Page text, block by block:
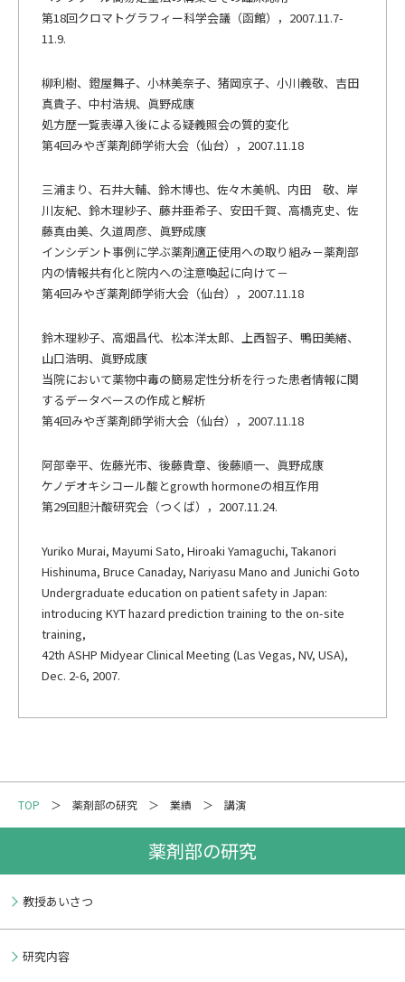
TOP 薬剤部の研究 業績 講演
薬剤部の研究
教授あいさつ
研究内容
第18回クロマトグラフィー科学会議（函館），2007.11.7-
11.9.
柳利樹、鐙屋舞子、小林美奈子、猪岡京子、小川義敬、吉田
真貴子、中村浩規、眞野成康
処方歴一覧表導入後による疑義照会の質的変化
第4回みやぎ薬剤師学術大会（仙台），2007.11.18
三浦まり、石井大輔、鈴木博也、佐々木美帆、内田 敬、岸
川友紀、鈴木理紗子、藤井亜希子、安田千賀、高橋克史、佐
藤真由美、久道周彦、眞野成康
インシデント事例に学ぶ薬剤適正使用への取り組み－薬剤部
内の情報共有化と院内への注意喚起に向けて－
第4回みやぎ薬剤師学術大会（仙台），2007.11.18
鈴木理紗子、高畑昌代、松本洋太郎、上西智子、鴨田美緒、
山口浩明、眞野成康
当院において薬物中毒の簡易定性分析を行った患者情報に関
するデータベースの作成と解析
第4回みやぎ薬剤師学術大会（仙台），2007.11.18
阿部幸平、佐藤光市、後藤貴章、後藤順一、眞野成康
ケノデオキシコール酸とgrowth hormoneの相互作用
第29回胆汁酸研究会（つくば），2007.11.24.
Yuriko Murai, Mayumi Sato, Hiroaki Yamaguchi, Takanori
Hishinuma, Bruce Canaday, Nariyasu Mano and Junichi Goto
Undergraduate education on patient safety in Japan:
introducing KYT hazard prediction training to the on-site
training,
42th ASHP Midyear Clinical Meeting (Las Vegas, NV, USA),
Dec. 2-6, 2007.